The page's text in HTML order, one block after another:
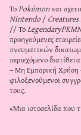
ΤοPokémonκαι
Nintendo/
// Το
προηγούμενες
πνευματικών
περιεχόμενο
– Μη Εμπορική Χρήση
φιλοξενούμενοι
τους.
«Μια ιστοσελίδα που